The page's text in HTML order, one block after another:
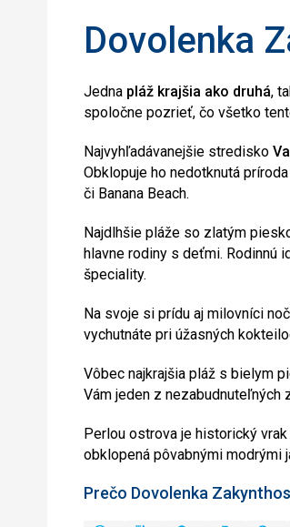
Dovolenka
Jedna pláž krajšia ako druhá,
spoločne pozrieť, čo všetko
Najvyhľadávanejšie stredisko
Obklopuje ho nedotknutá
či Banana Beach.
Najdlhšie pláže so zlatým
hlavne rodiny s deťmi. Rodinnú
špeciality.
Na svoje si prídu aj milovníci
vychutnáte pri úžasných
Vôbec najkrajšia pláž s bielym
Vám jeden z nezabudnuteľných
Perlou ostrova je historický
obklopená pôvabnými modrými
Prečo Dovolenka Zakynthos